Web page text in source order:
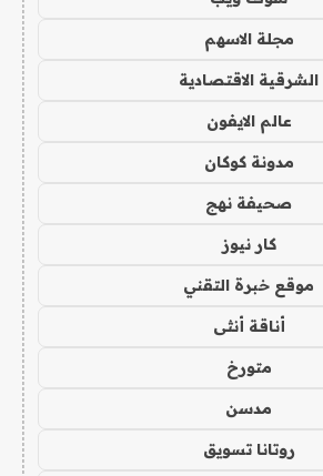
مجلة الاسهم
الشرقية الاقتصادية
عالم الايفون
مدونة كوكان
صحيفة نهج
كار نيوز
موقع خبرة التقني
أناقة أنثى
متورخ
مدسن
روتانا تسويق